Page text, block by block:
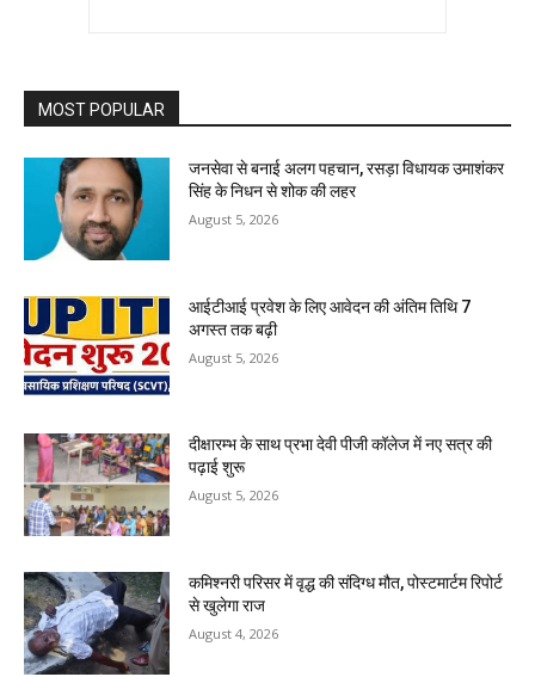
MOST POPULAR
जनसेवा से बनाई अलग पहचान, रसड़ा विधायक उमाशंकर
सिंह के निधन से शोक की लहर
August 5, 2026
आईटीआई प्रवेश के लिए आवेदन की अंतिम तिथि 7
अगस्त तक बढ़ी
August 5, 2026
दीक्षारम्भ के साथ प्रभा देवी पीजी कॉलेज में नए सत्र की
पढ़ाई शुरू
August 5, 2026
कमिश्नरी परिसर में वृद्ध की संदिग्ध मौत, पोस्टमार्टम रिपोर्ट
से खुलेगा राज
August 4, 2026